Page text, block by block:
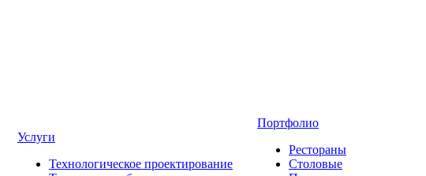
Услуги
Технологическое проектирование
Портфолио
Рестораны
Столовые